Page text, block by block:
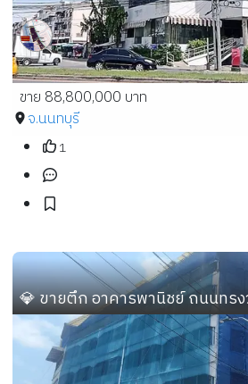
ขาย 88,800,000 บาท
จ.นนทบุรี
1
ว  หลังบิ๊กซีพัทยา
💎 ขายตึก อาคารพานิชย์ ถนนทร